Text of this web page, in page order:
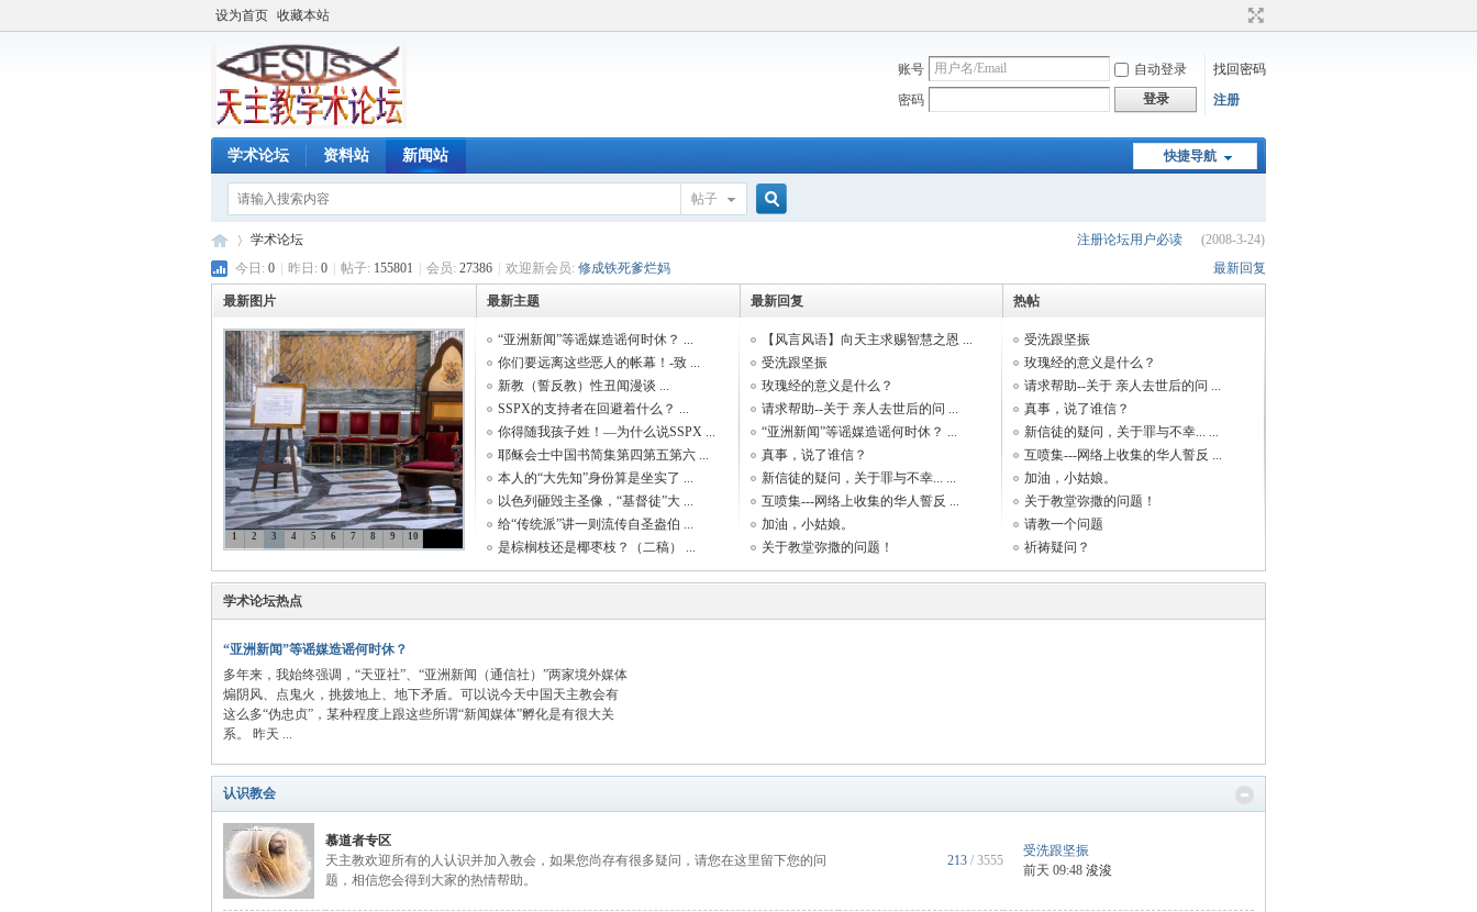
设为首页 收藏本站
账号 自动登录
找回密码
密码
登录 注册
快捷导航
学术论坛 资料站 新闻站
帖子
注册论坛用户必读 (2008-3-24)
主
教
»
学术论坛
今日: 0 昨日: 0 帖子: 155801 会员: 27386 欢迎新会员: 修成铁死爹烂妈 最新回复
最新图片
1 2 3 4 5 6 7 8 9 10
最新主题
“亚洲新闻”等谣媒造谣何时休？ ...
你们要远离这些恶人的帐幕！-致 ...
新教（誓反教）性丑闻漫谈 ...
SSPX的支持者在回避着什么？ ...
你得随我孩子姓！—为什么说SSPX ...
耶稣会士中国书简集第四第五第六 ...
本人的“大先知”身份算是坐实了 ...
以色列砸毁主圣像，“基督徒”大 ...
给“传统派”讲一则流传自圣盎伯 ...
是棕榈枝还是椰枣枝？（二稿） ...
最新回复
【风言风语】向天主求赐智慧之恩 ...
受洗跟坚振
玫瑰经的意义是什么？
请求帮助--关于 亲人去世后的问 ...
“亚洲新闻”等谣媒造谣何时休？ ...
真事，说了谁信？
新信徒的疑问，关于罪与不幸... ...
互喷集---网络上收集的华人誓反 ...
加油，小姑娘。
关于教堂弥撒的问题！
热帖
受洗跟坚振
玫瑰经的意义是什么？
请求帮助--关于 亲人去世后的问 ...
真事，说了谁信？
新信徒的疑问，关于罪与不幸... ...
互喷集---网络上收集的华人誓反 ...
加油，小姑娘。
关于教堂弥撒的问题！
请教一个问题
祈祷疑问？
学术论坛热点
“亚洲新闻”等谣媒造谣何时休？
多年来，我始终强调，“天亚社”、“亚洲新闻（通信社）”两家境外媒体
煽阴风、点鬼火，挑拨地上、地下矛盾。可以说今天中国天主教会有
这么多“伪忠贞”，某种程度上跟这些所谓“新闻媒体”孵化是有很大关
系。 昨天 ...
认识教会
慕道者专区
天主教欢迎所有的人认识并加入教会，如果您尚存有很多疑问，请您在这里留下您的问
题，相信您会得到大家的热情帮助。
213 / 3555
受洗跟坚振
前天 09:48 浚浚